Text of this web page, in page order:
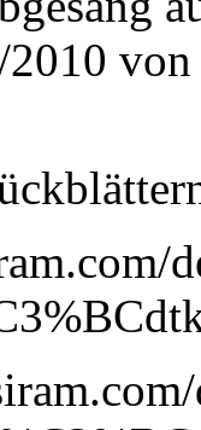
von